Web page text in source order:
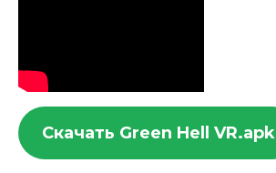
Скачать Green Hell VR.apk